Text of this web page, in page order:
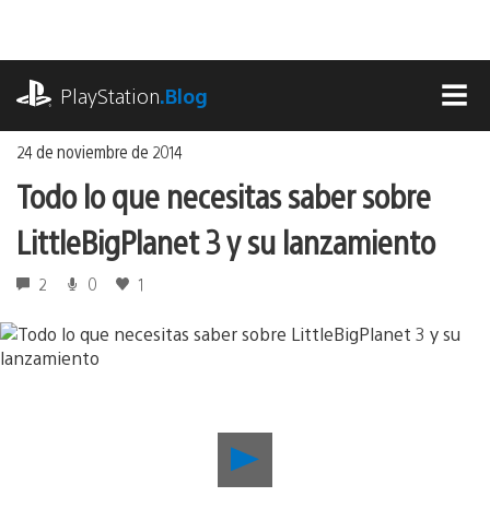
contenido
PlayStation.Blog
24 de noviembre de 2014
Todo lo que necesitas saber sobre
LittleBigPlanet 3 y su lanzamiento
2 0 1
lo